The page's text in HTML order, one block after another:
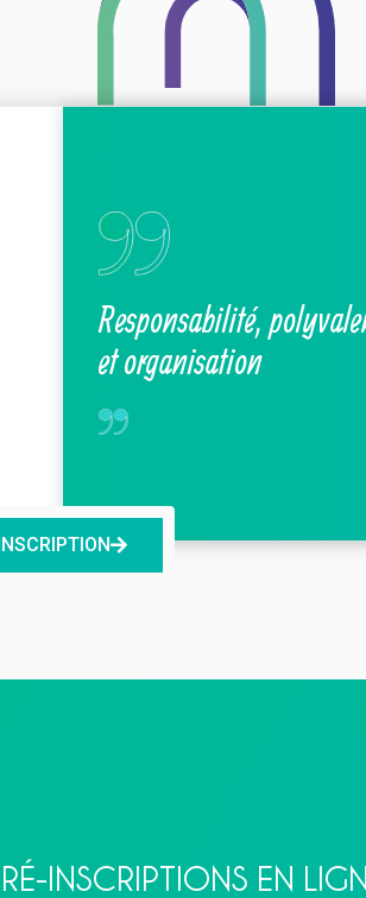
Responsabilité,
et organisation
INSCRIPTIONS EN